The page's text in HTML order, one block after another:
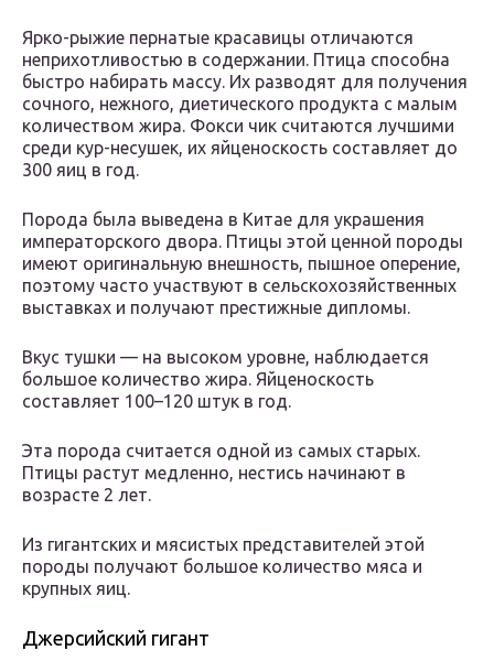
Ярко-рыжие пернатые красавицы отличаются
неприхотливостью в содержании. Птица способна
быстро набирать массу. Их разводят для получения
сочного, нежного, диетического продукта с малым
количеством жира. Фокси чик считаются лучшими
среди кур-несушек, их яйценоскость составляет до
300 яиц в год.
Порода была выведена в Китае для украшения
императорского двора. Птицы этой ценной породы
имеют оригинальную внешность, пышное оперение,
поэтому часто участвуют в сельскохозяйственных
выставках и получают престижные дипломы.
Вкус тушки — на высоком уровне, наблюдается
большое количество жира. Яйценоскость
составляет 100–120 штук в год.
Эта порода считается одной из самых старых.
Птицы растут медленно, нестись начинают в
возрасте 2 лет.
Из гигантских и мясистых представителей этой
породы получают большое количество мяса и
крупных яиц.
Джерсийский гигант